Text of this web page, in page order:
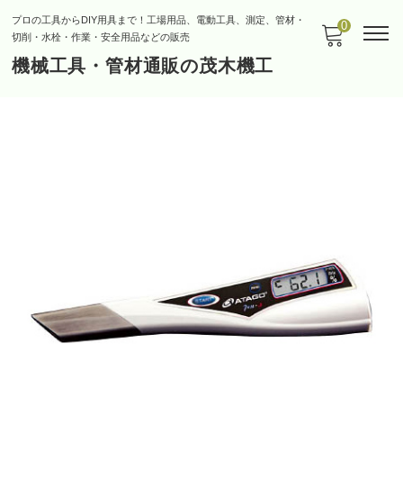
プロの工具からDIY用具まで！工場用品、電動工具、測定、管材・
切削・水栓・作業・安全用品などの販売
機械工具・管材通販の茂木機工
0